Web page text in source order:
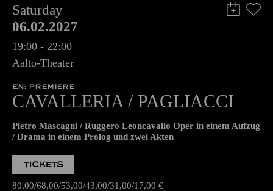
Saturday
06.02.2027
19:00 - 22:00
Aalto-Theater
EN: PREMIERE
CAVALLERIA / PAGLIACCI
Pietro Mascagni / Ruggero Leoncavallo Oper in einem Aufzug
/ Drama in einem Prolog und zwei Akten
TICKETS
80,00 68,00 53,00 43,00 31,00 17,00 €